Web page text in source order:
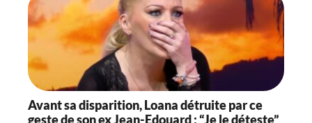
Avant sa disparition, Loana détruite par ce
geste de son ex Jean-Edouard : “Je le déteste”